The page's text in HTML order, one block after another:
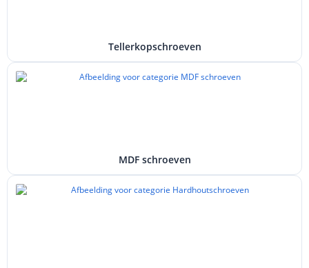
Tellerkopschroeven
MDF schroeven